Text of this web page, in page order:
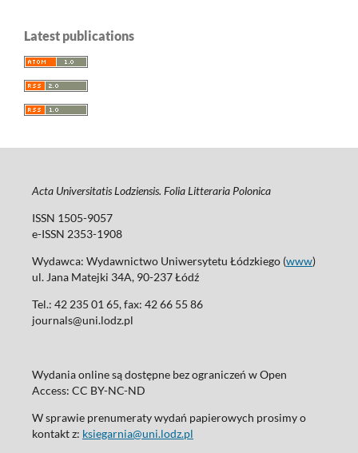
Latest publications
Acta Universitatis Lodziensis. Folia Litteraria Polonica
ISSN 1505-9057
e-ISSN 2353-1908
Wydawca: Wydawnictwo Uniwersytetu Łódzkiego (www)
ul. Jana Matejki 34A, 90-237 Łódź
Tel.: 42 235 01 65, fax: 42 66 55 86
journals@uni.lodz.pl
Wydania online są dostępne bez ograniczeń w Open
Access: CC BY-NC-ND
W sprawie prenumeraty wydań papierowych prosimy o
kontakt z: ksiegarnia@uni.lodz.pl